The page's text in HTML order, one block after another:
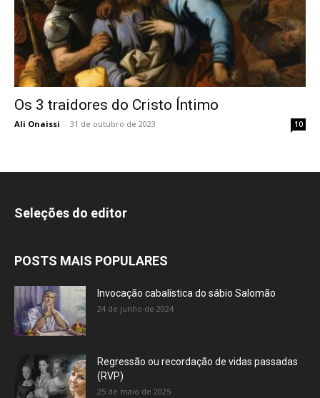
Os 3 traidores do Cristo Íntimo
Ali Onaissi - 31 de outubro de 2023 10
Seleções do editor
POSTS MAIS POPULARES
Invocação cabalística do sábio Salomão
24 de junho de 2024
Regressão ou recordação de vidas passadas
(RVP)
25 de maio de 2025